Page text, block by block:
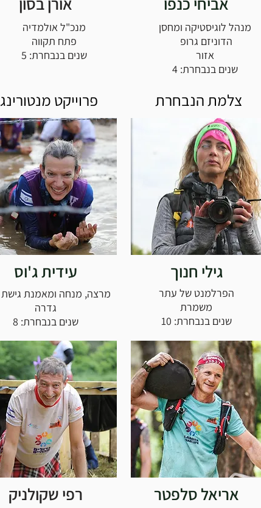
מנכ"ל אולמדיה
פתח תקווה
שנים בנבחרת: 5
מנהל לוגיסטיקה ומחסן
הדוניזם גרופ
אזור
שנים בנבחרת: 4
עידית ג'וס
מרצה, מנחה ומאמנת גישת NLP
גדרה
שנים בנבחרת: 8
גילי חנוך
הפרלמנט של עתר
משמרת
שנים בנבחרת: 10
רפי שקולניק אריאל סלפטר
צלמת הנבחרת פרוייקט מנטורינג